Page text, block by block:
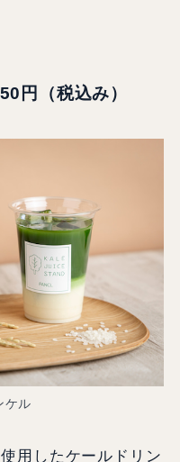
円（税込み）
ケル
用したケールドリン